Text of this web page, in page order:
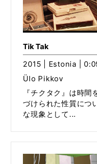
Tik Tak
2015 | Estonia |
Ülo Pikkov
『チクタク』は時
づけられた性質につ
な現象として...